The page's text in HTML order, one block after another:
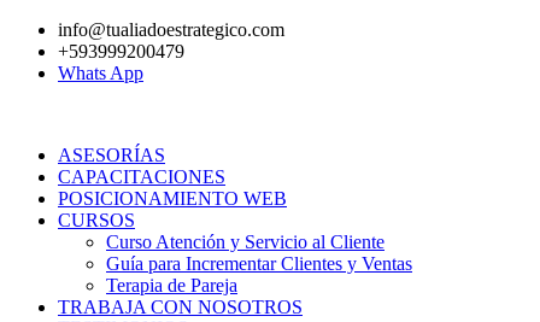
contenido
info@tualiadoestrategico.com
+593999200479
Whats App
ASESORÍAS
CAPACITACIONES
POSICIONAMIENTO WEB
CURSOS
Curso Atención y Servicio al Cliente
Guía para Incrementar Clientes y Ventas
Terapia de Pareja
TRABAJA CON NOSOTROS